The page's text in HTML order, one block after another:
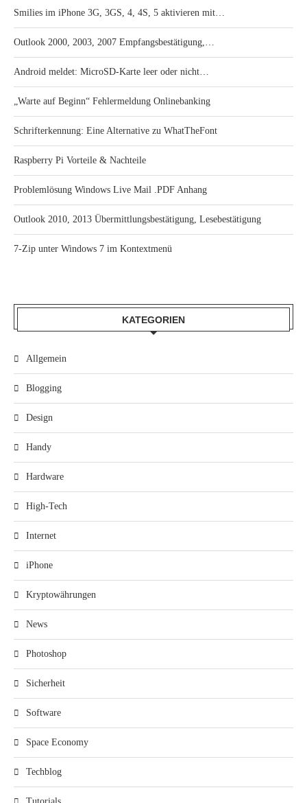
Smilies im iPhone 3G, 3GS, 4, 4S, 5 aktivieren mit…
Outlook 2000, 2003, 2007 Empfangsbestätigung,…
Android meldet: MicroSD-Karte leer oder nicht…
„Warte auf Beginn“ Fehlermeldung Onlinebanking
Schrifterkennung: Eine Alternative zu WhatTheFont
Raspberry Pi Vorteile & Nachteile
Problemlösung Windows Live Mail .PDF Anhang
Outlook 2010, 2013 Übermittlungsbestätigung, Lesebestätigung
7-Zip unter Windows 7 im Kontextmenü
KATEGORIEN
Allgemein
Blogging
Design
Handy
Hardware
High-Tech
Internet
iPhone
Kryptowährungen
News
Photoshop
Sicherheit
Software
Space Economy
Techblog